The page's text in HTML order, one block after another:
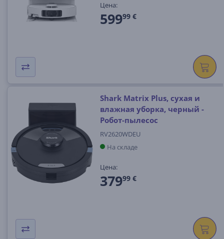
Цена:
59999 €
Shark Matrix Plus, сухая и
влажная уборка, черный -
Робот-пылесос
RV2620WDEU
На складе
Цена:
37999 €